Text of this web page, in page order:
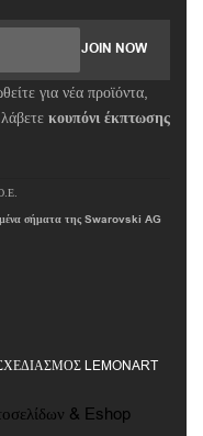
για νέα προϊόντα,
κουπόνι έκπτωσης
σήματα της Swarovski AG
LEMONART